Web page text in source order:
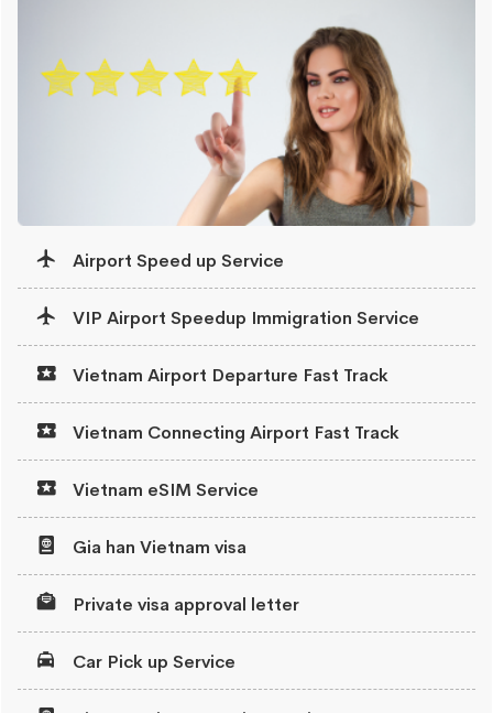
Airport Speed up Service
VIP Airport Speedup Immigration Service
Vietnam Airport Departure Fast Track
Vietnam Connecting Airport Fast Track
Vietnam eSIM Service
Gia han Vietnam visa
Private visa approval letter
Car Pick up Service